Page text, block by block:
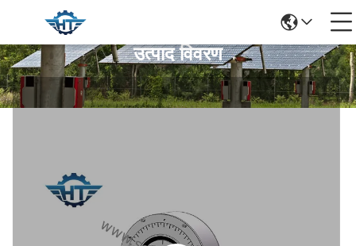
उत्पाद विवरण